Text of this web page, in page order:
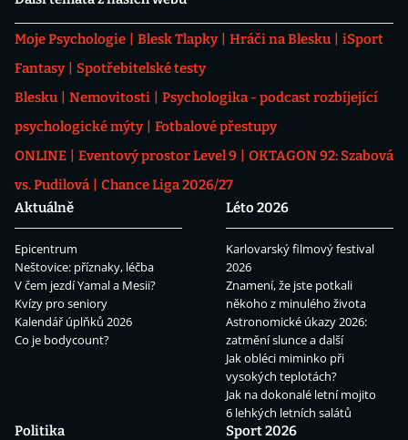
Moje Psychologie Blesk Tlapky Hráči na Blesku
iSport
Fantasy
Spotřebitelské testy
Blesku
Nemovitosti
Psychologika - podcast rozbíjející
psychologické mýty
Fotbalové přestupy
ONLINE
Eventový prostor Level 9
OKTAGON 92: Szabová
vs. Pudilová
Chance Liga 2026/27
Aktuálně
Epicentrum
Neštovice: příznaky, léčba
V čem jezdí Yamal a Mesii?
Kvízy pro seniory
Kalendář úplňků 2026
Co je bodycount?
Léto 2026
Karlovarský filmový festival
2026
Znamení, že jste potkali
někoho z minulého života
Astronomické úkazy 2026:
zatmění slunce a další
Jak obléci miminko při
vysokých teplotách?
Jak na dokonalé letní mojito
6 lehkých letních salátů
Politika
Sport 2026